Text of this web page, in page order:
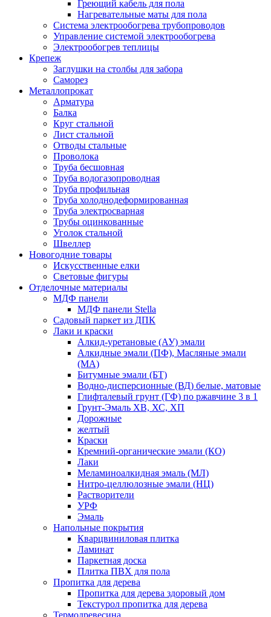
Греющий кабель для пола
Нагревательные маты для пола
Система электрообогрева трубопроводов
Управление системой электрообогрева
Электрообогрев теплицы
Крепеж
Заглушки на столбы для забора
Саморез
Металлопрокат
Арматура
Балка
Круг стальной
Лист стальной
Отводы стальные
Проволока
Труба бесшовная
Труба водогазопроводная
Труба профильная
Труба холоднодеформированная
Труба электросварная
Трубы оцинкованные
Уголок стальной
Швеллер
Новогодние товары
Искусственные елки
Световые фигуры
Отделочные материалы
МДФ панели
МДФ панели Stella
Садовый паркет из ДПК
Лаки и краски
Алкид-уретановые (АУ) эмали
Алкидные эмали (ПФ), Масляные эмали
(МА)
Битумные эмали (БТ)
Водно-дисперсионные (ВД) белые, матовые
Глифталевый грунт (ГФ) по ржавчине 3 в 1
Грунт-Эмаль ХВ, ХС, ХП
Дорожные
желтый
Краски
Кремний-органические эмали (КО)
Лаки
Меламиноалкидная эмаль (МЛ)
Нитро-целлюлозные эмали (НЦ)
Растворители
УРФ
Эмаль
Напольные покрытия
Кварцвиниловая плитка
Ламинат
Паркетная доска
Плитка ПВХ для пола
Пропитка для дерева
Пропитка для дерева здоровый дом
Текстурол пропитка для дерева
Термодревесина